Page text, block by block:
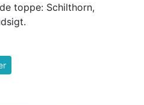
toppe: Schilthorn,